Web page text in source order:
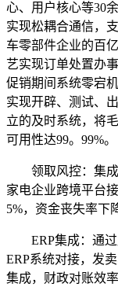
心、用户核心等30
实现松耦合通信，
车零部件企业的百
艺实现订单处置办
促销期间系统零宕
实现开辟、测试、
立的及时系统，将
可用性达99。99%。
领取风控：集成
家电企业跨境平台
5%，资金丧失率下
ERP集成：通过
ERP系统对接，发
集成，财政对账效